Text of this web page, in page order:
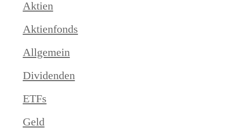
Aktien
Aktienfonds
Allgemein
Dividenden
ETFs
Geld